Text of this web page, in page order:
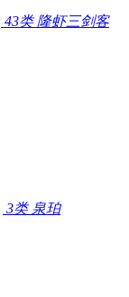
43类 隆虾三剑客
3类 泉珀